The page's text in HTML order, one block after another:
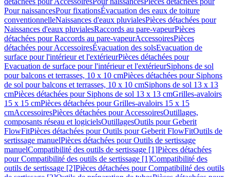
Pour naissancesPour fixationsÉvacuation des eaux de toiture
conventionnelleNaissances d'eaux pluvialesPièces détachées pour
Naissances d'eaux pluvialesRaccords au pare-vapeurPièces
détachées pour Raccords au pare-vapeurAccessoiresPièces
détachées pour AccessoiresÉvacuation des solsEvacuation de
surface pour l'intérieur et l'extérieurPièces détachées pour
Evacuation de surface pour l'intérieur et l'extérieurSiphons de sol
pour balcons et terrasses, 10 x 10 cmPièces détachées pour Siphons
de sol pour balcons et terrasses, 10 x 10 cmSiphons de sol 13 x 13
cmPièces détachées pour Siphons de sol 13 x 13 cmGrilles-avaloirs
15 x 15 cmPièces détachées pour Grilles-avaloirs 15 x 15
cmAccessoiresPièces détachées pour AccessoiresOutillages,
composants réseau et logicielsOutillagesOutils pour Geberit
FlowFitPièces détachées pour Outils pour Geberit FlowFitOutils de
sertissage manuelPièces détachées pour Outils de sertissage
manuelCompatibilité des outils de sertissage [1]Pièces détachées
pour Compatibilité des outils de sertissage [1]Compatibilité des
outils de sertissage [2]Pièces détachées pour Compatibilité des outils